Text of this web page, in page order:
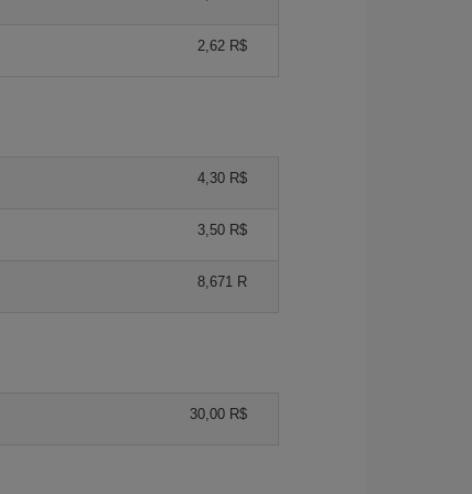
2,62 R$
4,30 R$
3,50 R$
8,671 R
30,00 R$